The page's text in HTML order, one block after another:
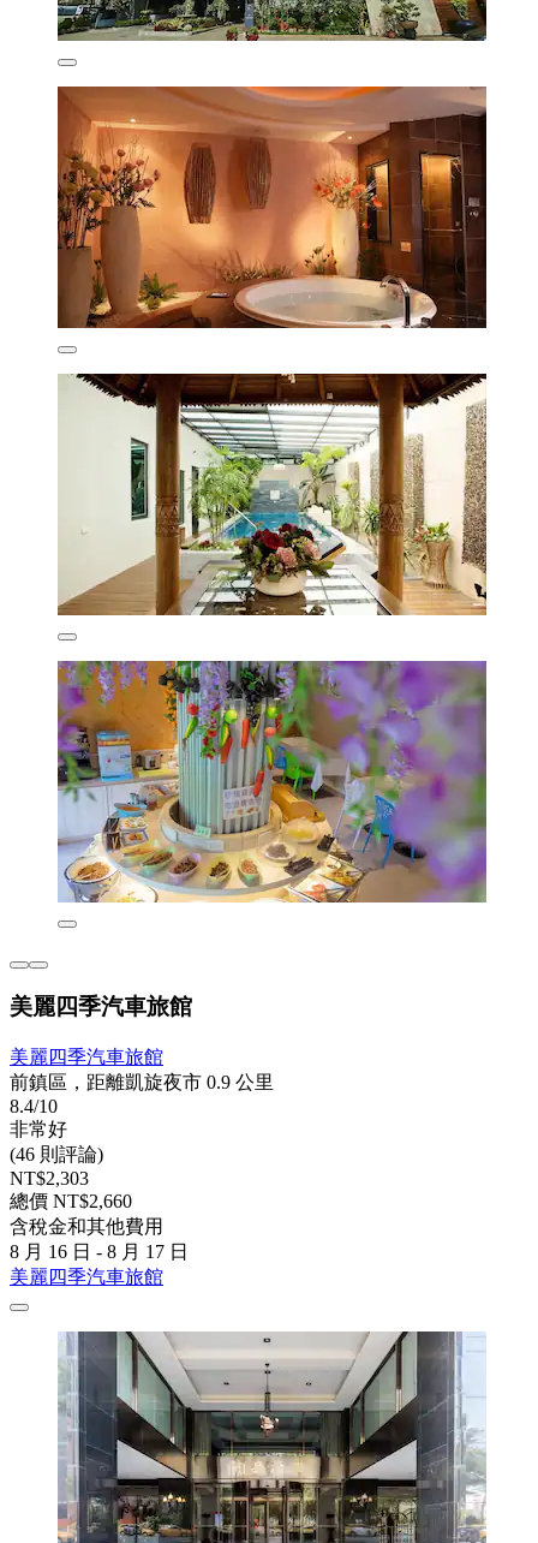
美麗四季汽車旅館
美麗四季汽車旅館
前鎮區，距離凱旋夜市 0.9 公里
8.4/10
非常好
(46 則評論)
NT$2,303
總價 NT$2,660
含稅金和其他費用
8 月 16 日 - 8 月 17 日
美麗四季汽車旅館